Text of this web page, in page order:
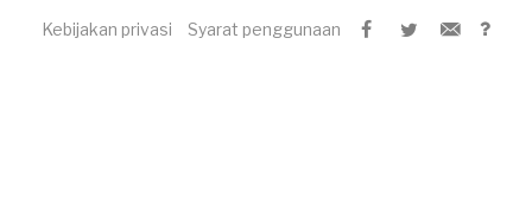
Kebijakan privasi Syarat penggunaan